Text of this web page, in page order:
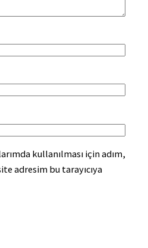
kullanılması için adım,
adresim bu tarayıcıya